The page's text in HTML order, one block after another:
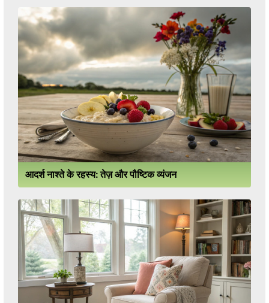
आदर्श नाश्ते के रहस्य: तेज़ और पौष्टिक व्यंजन